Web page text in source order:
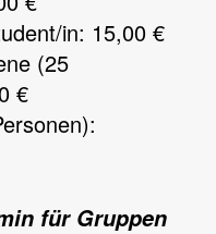
in: 15,00 €
(25
€
für Gruppen